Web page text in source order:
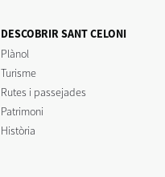
DESCOBRIR SANT CELONI
Plànol
Turisme
Rutes i passejades
Patrimoni
Història